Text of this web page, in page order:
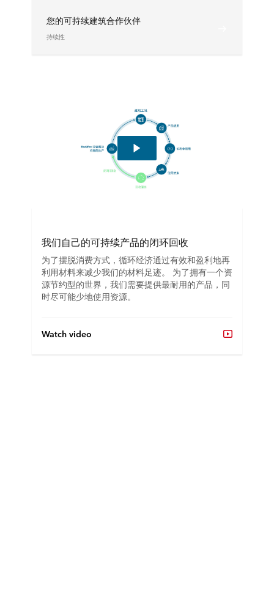
您的可持续建筑合作伙伴
持续性
我们自己的可持续产品的闭环回收
为了摆脱消费方式，循环经济通过有效和盈利地再
利用材料来减少我们的材料足迹。 为了拥有一个资
源节约型的世界，我们需要提供最耐用的产品，同
时尽可能少地使用资源。
Watch video